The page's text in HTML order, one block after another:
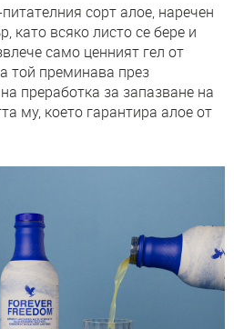
сорт алое, наречен
като всяко листо се бере и
само ценният гел от
той преминава през
преработка за запазване на
му, което гарантира алое от